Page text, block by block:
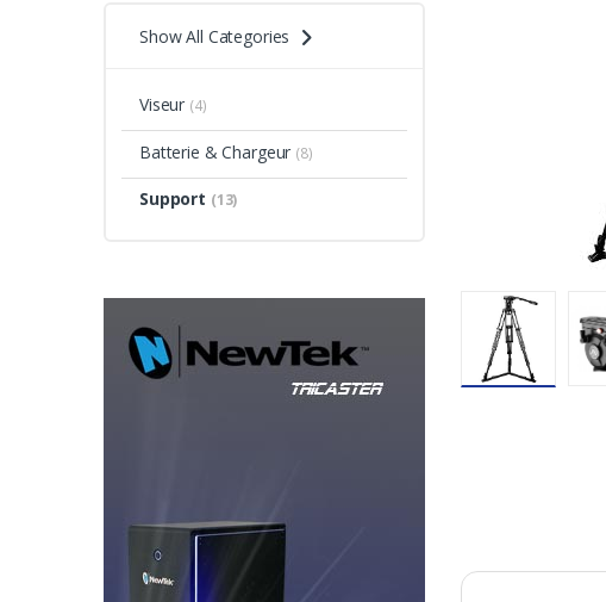
Show All Categories
Viseur (4)
Batterie & Chargeur (8)
Support (13)